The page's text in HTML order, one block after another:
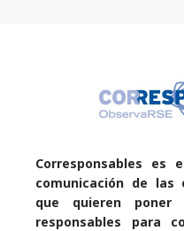
Corresponsables es
comunicación de las
que quieren
responsables para